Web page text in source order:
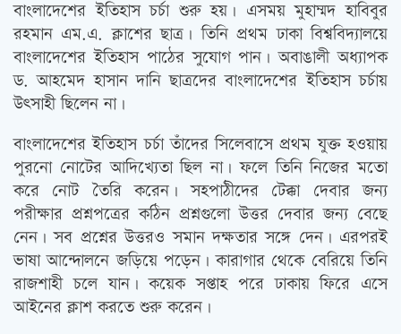
বাংলাদেশের ইতিহাস চর্চা শুরু হয়। এসময় মুহাম্মদ হাবিবুর
রহমান এম.এ. ক্লাশের ছাত্র। তিনি প্রথম ঢাকা বিশ্ববিদ্যালয়ে
বাংলাদেশের ইতিহাস পাঠের সুযোগ পান। অবাঙালী অধ্যাপক
ড. আহমেদ হাসান দানি ছাত্রদের বাংলাদেশের ইতিহাস চর্চায়
উত্‍সাহী ছিলেন না।
বাংলাদেশের ইতিহাস চর্চা তাঁদের সিলেবাসে প্রথম যুক্ত হওয়ায়
পুরনো নোটের আদিখ্যেতা ছিল না। ফলে তিনি নিজের মতো
করে নোট তৈরি করেন। সহপাঠীদের টেক্কা দেবার জন্য
পরীক্ষার প্রশ্নপত্রের কঠিন প্রশ্নগুলো উত্তর দেবার জন্য বেছে
নেন। সব প্রশ্নের উত্তরও সমান দক্ষতার সঙ্গে দেন। এরপরই
ভাষা আন্দোলনে জড়িয়ে পড়েন। কারাগার থেকে বেরিয়ে তিনি
রাজশাহী চলে যান। কয়েক সপ্তাহ পরে ঢাকায় ফিরে এসে
আইনের ক্লাশ করতে শুরু করেন।